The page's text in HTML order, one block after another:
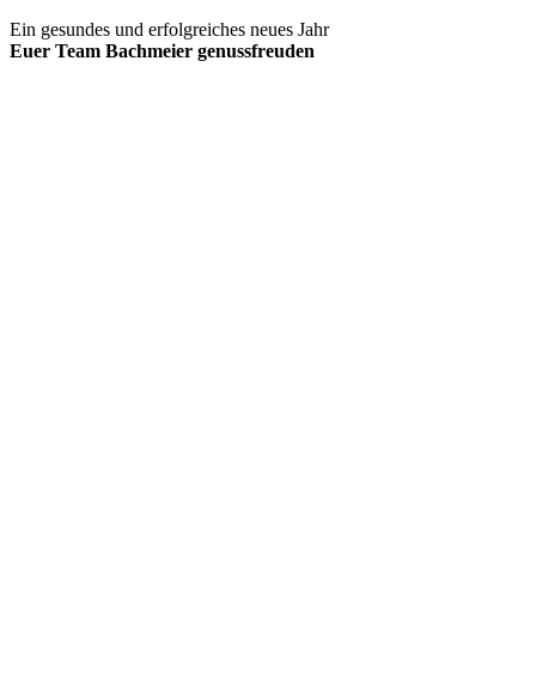
Ein gesundes und erfolgreiches neues Jahr
Euer Team Bachmeier genussfreuden